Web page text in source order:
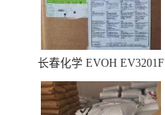
长春化学 EVOH EV3201F